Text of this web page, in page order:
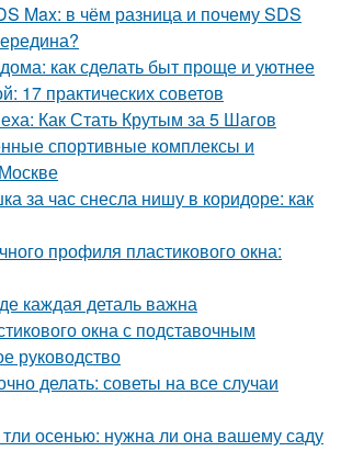
Max: в чём разница и почему SDS
как сделать быт проще и уютнее
17 практических советов
Как Стать Крутым за 5 Шагов
спортивные комплексы и
за час снесла нишу в коридоре: как
профиля пластикового окна:
каждая деталь важна
окна с подставочным
руководство
делать: советы на все случаи
осенью: нужна ли она вашему саду